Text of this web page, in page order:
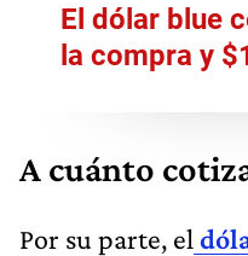
El dólar blue
la compra y
A cuánto
Por su parte, el